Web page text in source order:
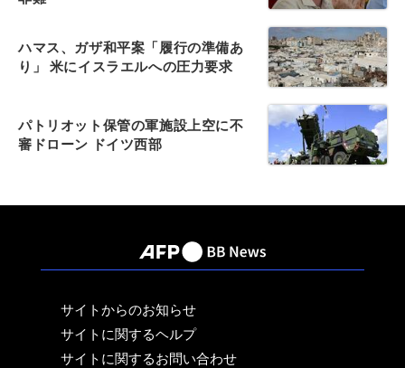
ハマス、ガザ和平案「履行の準備あ
り」 米にイスラエルへの圧力要求
パトリオット保管の軍施設上空に不
審ドローン ドイツ西部
サイトからのお知らせ
サイトに関するヘルプ
サイトに関するお問い合わせ